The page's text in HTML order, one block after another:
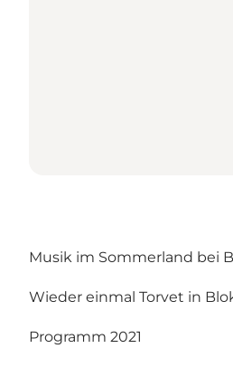
Musik im Sommerland bei
Wieder einmal Torvet in
Programm 2021